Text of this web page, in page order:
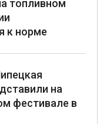
топливном
к норме
на
фестивале в